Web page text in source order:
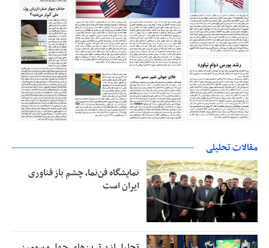
مقالات تحلیلی
نمایشگاه فن‌نما، چشم باز فناوری
ایران است